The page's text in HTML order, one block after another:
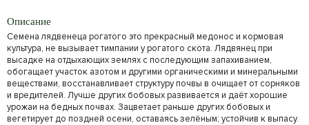
Описание
Семена лядвенеца рогатого это прекрасный медонос и кормовая
культура, не вызывает тимпании у рогатого скота. Лядвянец при
высадке на отдыхающих землях с последующим запахиванием,
обогащает участок азотом и другими органическими и минеральными
веществами, восстанавливает структуру почвы в очищает от сорняков
и вредителей. Лучше других бобовых развивается и даёт хорошие
урожаи на бедных почвах. Зацветает раньше других бобовых и
вегетирует до поздней осени, оставаясь зелёным; устойчив к выпасу.